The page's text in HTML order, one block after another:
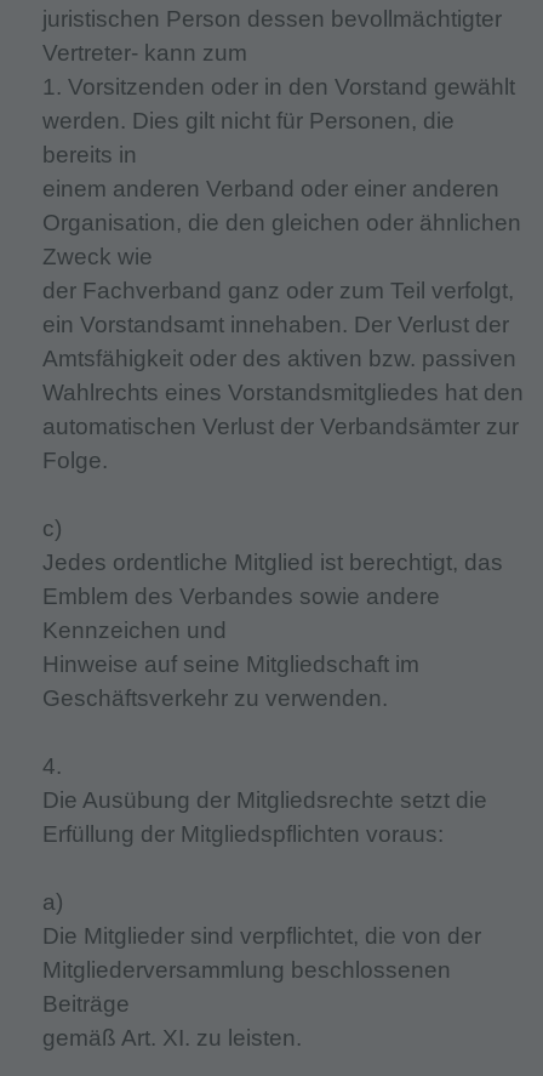
juristischen Person dessen bevollmächtigter
Vertreter- kann zum
1. Vorsitzenden oder in den Vorstand gewählt
werden. Dies gilt nicht für Personen, die
bereits in
einem anderen Verband oder einer anderen
Organisation, die den gleichen oder ähnlichen
Zweck wie
der Fachverband ganz oder zum Teil verfolgt,
ein Vorstandsamt innehaben. Der Verlust der
Amtsfähigkeit oder des aktiven bzw. passiven
Wahlrechts eines Vorstandsmitgliedes hat den
automatischen Verlust der Verbandsämter zur
Folge.
c)
Jedes ordentliche Mitglied ist berechtigt, das
Emblem des Verbandes sowie andere
Kennzeichen und
Hinweise auf seine Mitgliedschaft im
Geschäftsverkehr zu verwenden.
4.
Die Ausübung der Mitgliedsrechte setzt die
Erfüllung der Mitgliedspflichten voraus:
a)
Die Mitglieder sind verpflichtet, die von der
Mitgliederversammlung beschlossenen
Beiträge
gemäß Art. XI. zu leisten.